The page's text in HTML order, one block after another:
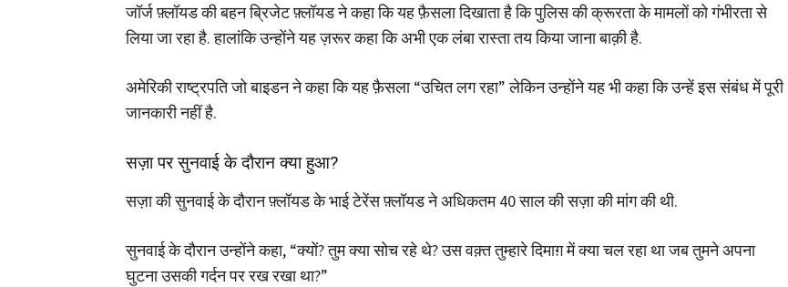
जॉर्ज फ़्लॉयड की बहन ब्रिजेट फ़्लॉयड ने कहा कि यह फ़ैसला दिखाता है कि पुलिस की क्रूरता के मामलों को गंभीरता से
लिया जा रहा है. हालांकि उन्होंने यह ज़रूर कहा कि अभी एक लंबा रास्ता तय किया जाना बाक़ी है.
अमेरिकी राष्ट्रपति जो बाइडन ने कहा कि यह फ़ैसला “उचित लग रहा” लेकिन उन्होंने यह भी कहा कि उन्हें इस संबंध में पूरी
जानकारी नहीं है.
सज़ा पर सुनवाई के दौरान क्या हुआ?
सज़ा की सुनवाई के दौरान फ़्लॉयड के भाई टेरेंस फ़्लॉयड ने अधिकतम 40 साल की सज़ा की मांग की थी.
सुनवाई के दौरान उन्होंने कहा, “क्यों? तुम क्या सोच रहे थे? उस वक़्त तुम्हारे दिमाग़ में क्या चल रहा था जब तुमने अपना
घुटना उसकी गर्दन पर रख रखा था?”